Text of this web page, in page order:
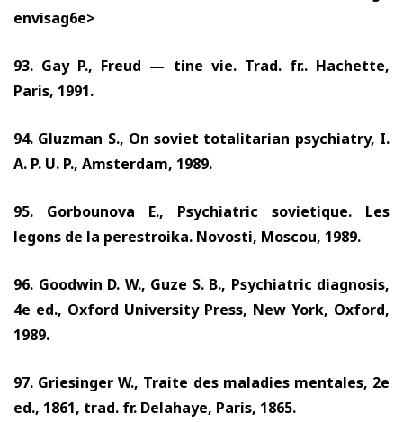
envisag6e>
93. Gay P., Freud — tine vie. Trad. fr.. Hachette,
Paris, 1991.
94. Gluzman S., On soviet totalitarian psychiatry, I.
A. P. U. P., Amsterdam, 1989.
95. Gorbounova E., Psychiatric sovietique. Les
legons de la perestroika. Novosti, Moscou, 1989.
96. Goodwin D. W., Guze S. B., Psychiatric diagnosis,
4e ed., Oxford University Press, New York, Oxford,
1989.
97. Griesinger W., Traite des maladies mentales, 2e
ed., 1861, trad. fr. Delahaye, Paris, 1865.